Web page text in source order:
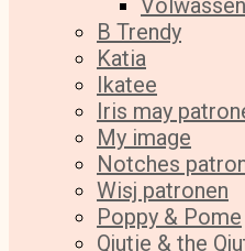
B Trendy
Katia
Ikatee
Iris may
My image
Notches
Wisj patronen
Poppy & Pome
Qjutie & the